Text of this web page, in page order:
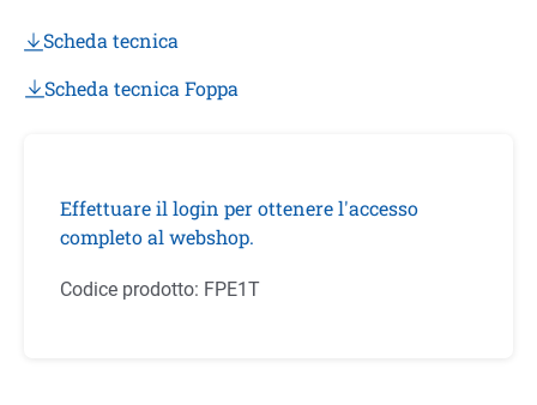
Scheda tecnica
Scheda tecnica Foppa
Effettuare il login per ottenere l'accesso
completo al webshop.
Codice prodotto: FPE1T